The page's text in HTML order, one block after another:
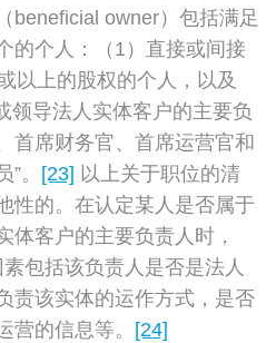
beneficial owner）包括满足
的个人：（1）直接或间接
以上的股权的个人，以及
领导法人实体客户的主要负
首席财务官、首席运营官和
。 [23] 以上关于职位的清
性的。在认定某人是否属于
体客户的主要负责人时，
包括该负责人是否是法人
责该实体的运作方式，是否
营的信息等。 [24]